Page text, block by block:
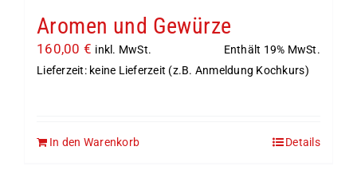
Aromen und Gewürze
160,00 € inkl. MwSt.
Enthält 19% MwSt.
Lieferzeit: keine Lieferzeit (z.B. Anmeldung Kochkurs)
In den Warenkorb Details